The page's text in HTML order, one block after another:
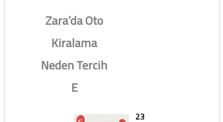
Zara’da Oto
Kiralama
Neden Tercih
E
23